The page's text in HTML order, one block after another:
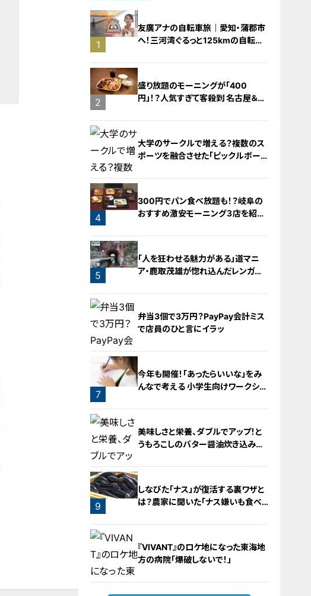
1
友廣アナの自転車旅｜愛知・蒲郡市
へ！三河湾ぐるっと125kmの自転車
2
盛り放題のモーニングが「400
円」！？人気すぎて客殺到 名古屋＆岐
3
大学のサークルで増える？複数のス
ポーツを融合させた「ピックルボー
4
300円でパン食べ放題も！？岐阜の
おすすめ激安モーニング３店を紹
5
「人を狂わせる魅力がある」道マニ
ア・鹿取茂雄が惚れ込んだレンガの
6
弁当3個で3万円？PayPay会計ミス
で店員のひと言にイラッ
7
今年も開催！「あったらいいな」をみ
んなで考える 小学生向けワークショ
8
美味しさと栄養、ダブルでアップ！と
うもろこしのバター醤油炊き込みご
9
しなびた「ナス」が復活する裏ワザと
は？農家に聞いた「ナス嫌いも食べ
『VIVANT』のロケ地になった東海地
方の病院「爆破しないで！」